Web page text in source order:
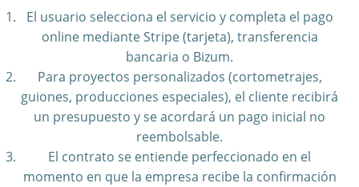
El usuario selecciona el servicio y completa el pago
online mediante Stripe (tarjeta), transferencia
bancaria o Bizum.
Para proyectos personalizados (cortometrajes,
guiones, producciones especiales), el cliente recibirá
un presupuesto y se acordará un pago inicial no
reembolsable.
El contrato se entiende perfeccionado en el
momento en que la empresa recibe la confirmación